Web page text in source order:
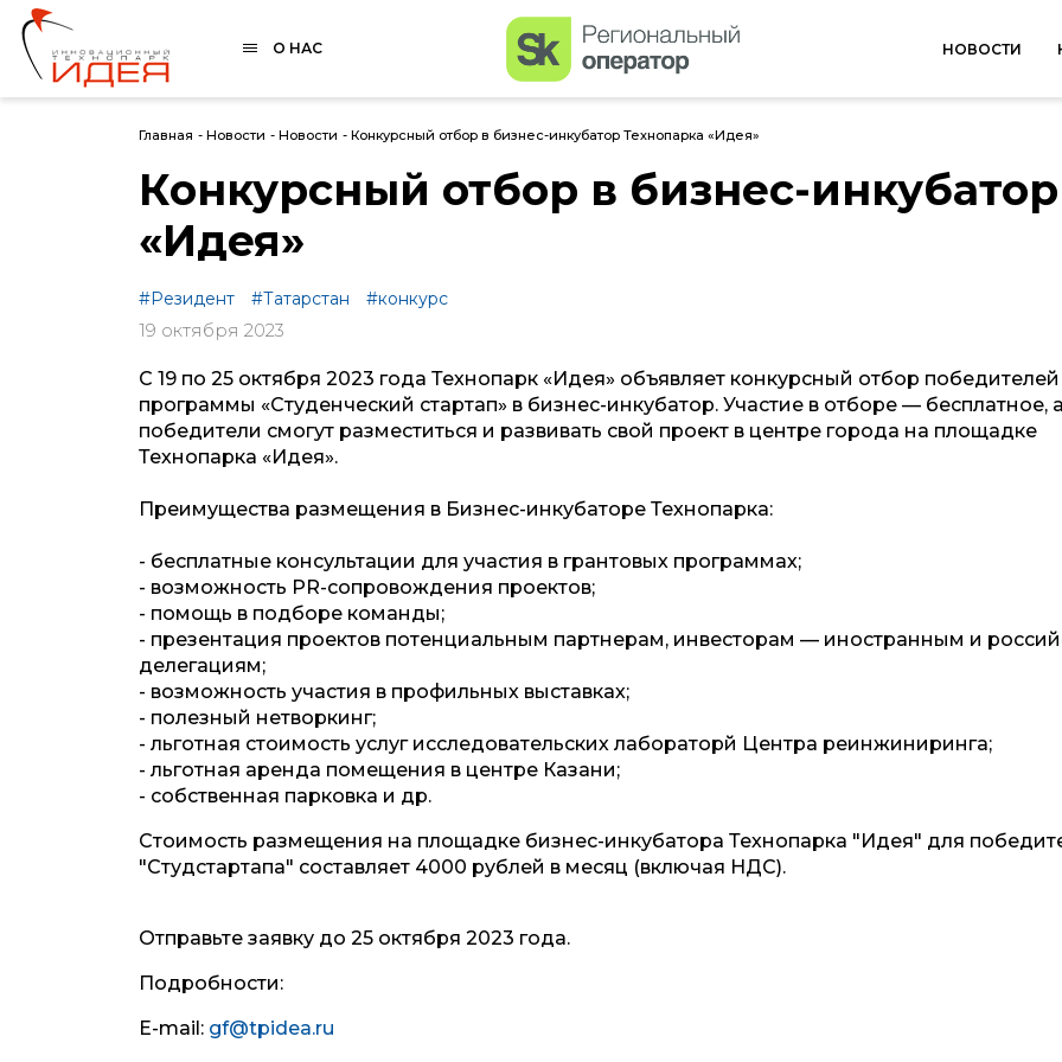
О НАС НОВОСТИ
Главная - Новости - Новости - Конкурсный отбор в бизнес-инкубатор Технопарка «Идея»
Конкурсный отбор в бизнес-
«Идея»
#Резидент #Татарстан #конкурс
19 октября 2023
С 19 по 25 октября 2023 года Технопарк «Идея» объявляет конкурсный отбор победителей
программы «Студенческий стартап» в бизнес-инкубатор. Участие в отборе — бесплатное, а
победители смогут разместиться и развивать свой проект в центре города на площадке
Технопарка «Идея».
Преимущества размещения в Бизнес-инкубаторе Технопарка:
- бесплатные консультации для участия в грантовых программах;
- возможность PR-сопровождения проектов;
- помощь в подборе команды;
- презентация проектов потенциальным партнерам, инвесторам — иностранным и
делегациям;
- возможность участия в профильных выставках;
- полезный нетворкинг;
- льготная стоимость услуг исследовательских лабораторй Центра реинжиниринга;
- льготная аренда помещения в центре Казани;
- собственная парковка и др.
Стоимость размещения на площадке бизнес-инкубатора Технопарка "Идея" для
"Студстартапа" составляет 4000 рублей в месяц (включая НДС).
Отправьте заявку до 25 октября 2023 года.
Подробности:
E-mail: gf@tpidea.ru